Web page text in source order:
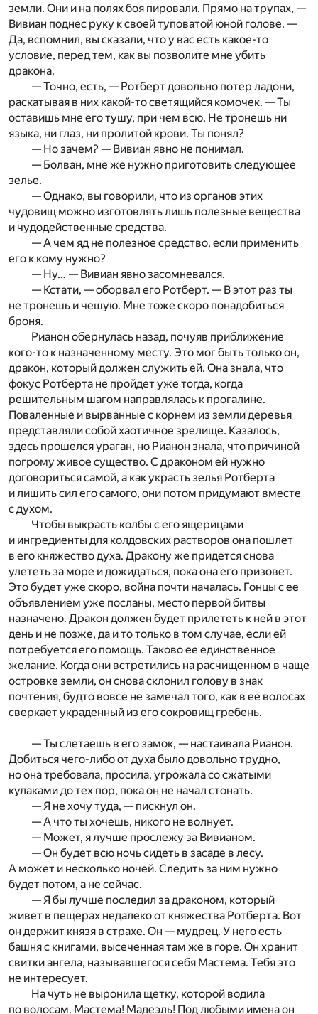
земли. Они и на полях боя пировали. Прямо на трупах, —
Вивиан поднес руку к своей туповатой юной голове. —
Да, вспомнил, вы сказали, что у вас есть какое-то
условие, перед тем, как вы позволите мне убить
дракона.
— Точно, есть, — Ротберт довольно потер ладони,
раскатывая в них какой-то светящийся комочек. — Ты
оставишь мне его тушу, при чем всю. Не тронешь ни
языка, ни глаз, ни пролитой крови. Ты понял?
— Но зачем? — Вивиан явно не понимал.
— Болван, мне же нужно приготовить следующее
зелье.
— Однако, вы говорили, что из органов этих
чудовищ можно изготовлять лишь полезные вещества
и чудодейственные средства.
— А чем яд не полезное средство, если применить
его к кому нужно?
— Ну… — Вивиан явно засомневался.
— Кстати, — оборвал его Ротберт. — В этот раз ты
не тронешь и чешую. Мне тоже скоро понадобиться
броня.
Рианон обернулась назад, почуяв приближение
кого-то к назначенному месту. Это мог быть только он,
дракон, который должен служить ей. Она знала, что
фокус Ротберта не пройдет уже тогда, когда
решительным шагом направлялась к прогалине.
Поваленные и вырванные с корнем из земли деревья
представляли собой хаотичное зрелище. Казалось,
здесь прошелся ураган, но Рианон знала, что причиной
погрому живое существо. С драконом ей нужно
договориться самой, а как украсть зелья Ротберта
и лишить сил его самого, они потом придумают вместе
с духом.
Чтобы выкрасть колбы с его ящерицами
и ингредиенты для колдовских растворов она пошлет
в его княжество духа. Дракону же придется снова
улететь за море и дожидаться, пока она его призовет.
Это будет уже скоро, война почти началась. Гонцы с ее
объявлением уже посланы, место первой битвы
назначено. Дракон должен будет прилететь к ней в этот
день и не позже, да и то только в том случае, если ей
потребуется его помощь. Таково ее единственное
желание. Когда они встретились на расчищенном в чаще
островке земли, он снова склонил голову в знак
почтения, будто вовсе не замечал того, как в ее волосах
сверкает украденный из его сокровищ гребень.
— Ты слетаешь в его замок, — настаивала Рианон.
Добиться чего-либо от духа было довольно трудно,
но она требовала, просила, угрожала со сжатыми
кулаками до тех пор, пока он не начал стонать.
— Я не хочу туда, — пискнул он.
— А что ты хочешь, никого не волнует.
— Может, я лучше прослежу за Вивианом.
— Он будет всю ночь сидеть в засаде в лесу.
А может и несколько ночей. Следить за ним нужно
будет потом, а не сейчас.
— Я бы лучше последил за драконом, который
живет в пещерах недалеко от княжества Ротберта. Вот
он держит князя в страхе. Он — мудрец. У него есть
башня с книгами, высеченная там же в горе. Он хранит
свитки ангела, называвшегося себя Мастема. Тебя это
не интересует.
На чуть не выронила щетку, которой водила
по волосам. Мастема! Мадеэль! Под любыми имена он